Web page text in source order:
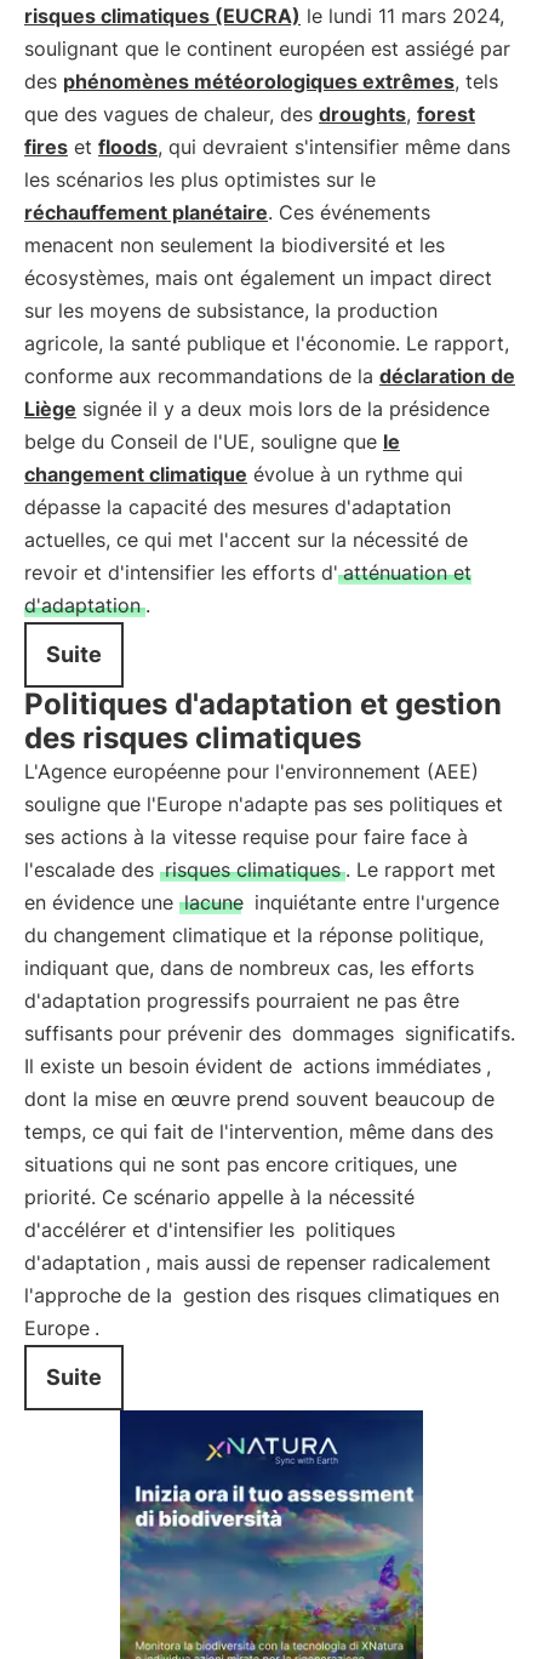
risques climatiques (EUCRA) le lundi 11 mars 2024,
soulignant que le continent européen est assiégé par
des phénomènes météorologiques extrêmes, tels
que des vagues de chaleur, des droughts, forest
fires et floods, qui devraient s'intensifier même dans
les scénarios les plus optimistes sur le
réchauffement planétaire. Ces événements
menacent non seulement la biodiversité et les
écosystèmes, mais ont également un impact direct
sur les moyens de subsistance, la production
agricole, la santé publique et l'économie. Le rapport,
conforme aux recommandations de la déclaration de
Liège signée il y a deux mois lors de la présidence
belge du Conseil de l'UE, souligne que le
changement climatique évolue à un rythme qui
dépasse la capacité des mesures d'adaptation
actuelles, ce qui met l'accent sur la nécessité de
revoir et d'intensifier les efforts d' atténuation et
d'adaptation .
Suite
Politiques d'adaptation et gestion
des risques climatiques
L'Agence européenne pour l'environnement (AEE)
souligne que l'Europe n'adapte pas ses politiques et
ses actions à la vitesse requise pour faire face à
l'escalade des risques climatiques . Le rapport met
en évidence une lacune inquiétante entre l'urgence
du changement climatique et la réponse politique,
indiquant que, dans de nombreux cas, les efforts
d'adaptation progressifs pourraient ne pas être
suffisants pour prévenir des dommages significatifs.
Il existe un besoin évident de actions immédiates ,
dont la mise en œuvre prend souvent beaucoup de
temps, ce qui fait de l'intervention, même dans des
situations qui ne sont pas encore critiques, une
priorité. Ce scénario appelle à la nécessité
d'accélérer et d'intensifier les politiques
d'adaptation , mais aussi de repenser radicalement
l'approche de la gestion des risques climatiques en
Europe .
Suite